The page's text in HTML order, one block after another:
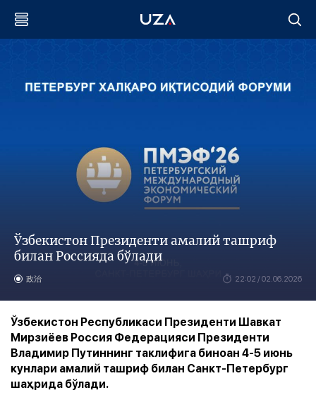
Ўзбекистон Президенти амалий ташриф
билан Россияда бўлади
政治 22:02 / 02.06.2026
Ўзбекистон Республикаси Президенти Шавкат
Мирзиёев Россия Федерацияси Президенти
Владимир Путиннинг таклифига биноан 4-5 июнь
кунлари амалий ташриф билан Санкт-Петербург
шаҳрида бўлади.